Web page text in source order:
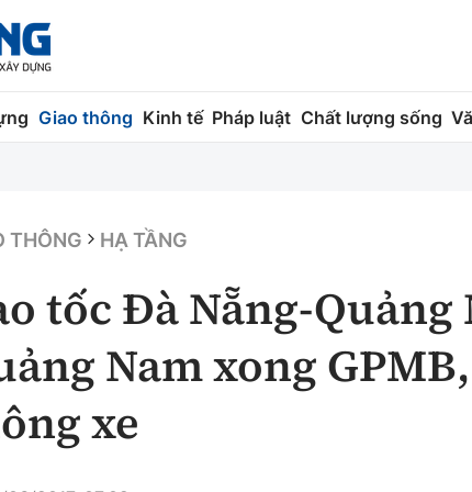
Giao thông Kinh tế Pháp luật Chất lượng sống
Chỉ đạo điều hành
Vật liệu xây dựng
Giám định chất lượng
Quản lý đô thị
Hàng không
Đường sắt
THÔNG HẠ TẦNG
tốc Đà Nẵng-Quảng
Nam xong
xe